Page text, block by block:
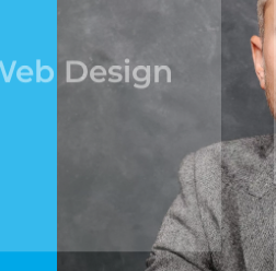
Web Design